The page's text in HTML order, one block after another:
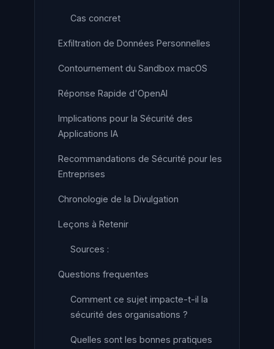
Cas concret
Exfiltration de Données Personnelles
Contournement du Sandbox macOS
Réponse Rapide d'OpenAI
Implications pour la Sécurité des
Applications IA
Recommandations de Sécurité pour les
Entreprises
Chronologie de la Divulgation
Leçons à Retenir
Sources :
Questions frequentes
Comment ce sujet impacte-t-il la
sécurité des organisations ?
Quelles sont les bonnes pratiques